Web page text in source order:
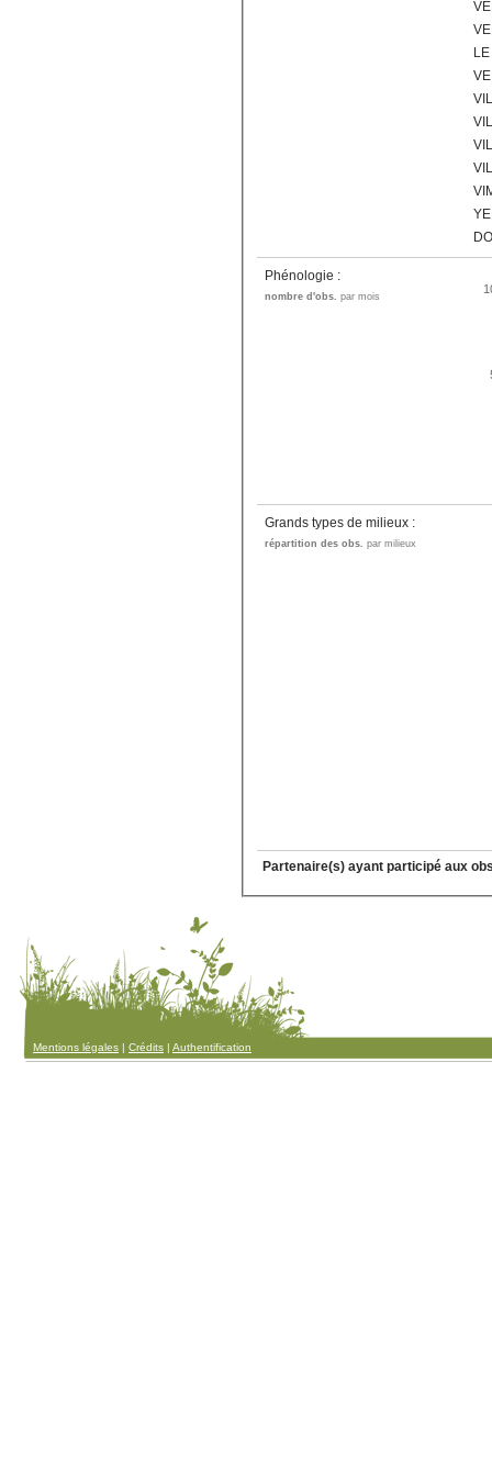
Phénologie :
nombre d'obs. par mois
Grands types de milieux :
répartition des obs. par milieux
Partenaire(s) ayant participé aux
Mentions légales | Crédits | Authentification